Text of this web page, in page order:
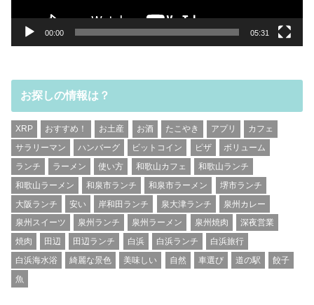
00:00 05:31
お探しの情報は？
XRP おすすめ！ お土産 お酒 たこやき アプリ
カフェ
サラリーマン
ハンバーグ ビットコイン ピザ
ボリューム
ランチ
ラーメン 使い方 和歌山カフェ
和歌山ランチ
和歌山ラーメン
和泉市ランチ 和泉市ラーメン
堺市ランチ
大阪ランチ
安い 岸和田ランチ 泉大津ランチ
泉州カレー
泉州スイーツ
泉州ランチ 泉州ラーメン 泉州焼肉
深夜営業
焼肉
田辺 田辺ランチ 白浜 白浜ランチ
白浜旅行
白浜海水浴
綺麗な景色 美味しい 自然 車選び 道の駅
餃子
魚